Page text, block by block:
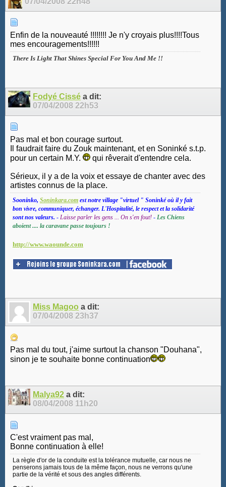
Enfin de la nouveauté !!!!!!!! Je n'y croyais plus!!!!Tous
mes encouragements!!!!!!
There Is Light That Shines Special For You And Me !!
Fodyé Cissé a dit:
07/04/2008 22h53
Pas mal et bon courage surtout.
Il faudrait faire du Zouk maintenant, et en Soninké s.t.p.
pour un certain M.Y.
qui rêverait d'entendre cela.
Sérieux, il y a de la voix et essaye de chanter avec des
artistes connus de la place.
Sooninko, Soninkara.com est notre village "virtuel " Soninké où il y fait
bon vivre, communiquer, échanger. L'Hospitalité, le respect et la solidarité
sont nos valeurs. - Laisse parler les gens ... On s'en fout! - Les Chiens
aboient .... la caravane passe toujours !
http://www.waounde.com
Miss Magoo a dit:
07/04/2008 23h37
Pas mal du tout, j'aime surtout la chanson "Douhana",
sinon je te souhaite bonne continuation
Malya92 a dit:
08/04/2008 11h20
C'est vraiment pas mal,
Bonne continuation à elle!
La règle d'or de la conduite est la tolérance mutuelle, car nous ne
penserons jamais tous de la même façon, nous ne verrons qu'une
partie de la vérité et sous des angles différents.